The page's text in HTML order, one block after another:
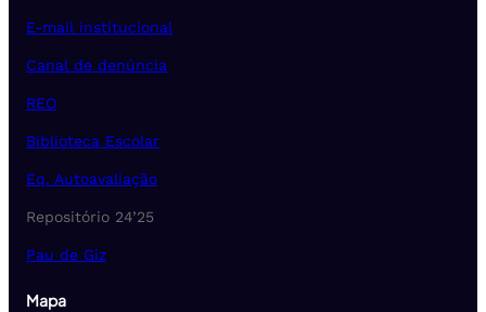
E-mail institucional
Canal de denúncia
REO
Biblioteca Escolar
Eq. Autoavaliação
Repositório 24’25
Pau de Giz
Mapa